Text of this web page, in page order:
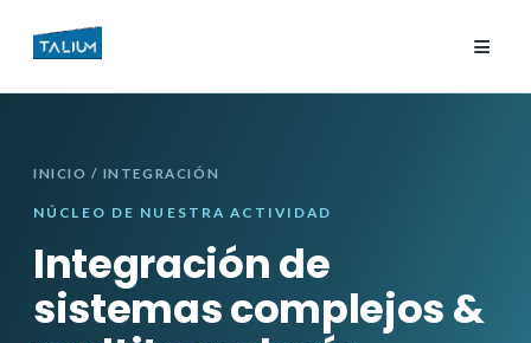
≡
INICIO / INTEGRACIÓN
NÚCLEO DE NUESTRA ACTIVIDAD
Integración de
sistemas complejos &